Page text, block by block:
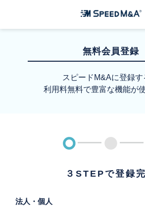
無料会員登録
スピードM&Aに登録す
利用料無料で豊富な機能が
３STEPで登録
法人・個人